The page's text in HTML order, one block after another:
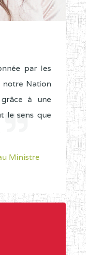
par les
notre Nation
à une
le sens que
Ministre